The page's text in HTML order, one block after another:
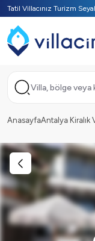
Tatil Villacınız Turizm
Villa, bölge veya
AnasayfaAntalya Kiralık